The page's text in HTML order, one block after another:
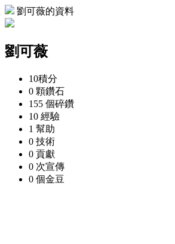
劉可薇的資料
劉可薇
10積分
0 顆鑽石
155 個碎鑽
10 經驗
1 幫助
0 技術
0 貢獻
0 次宣傳
0 個金豆